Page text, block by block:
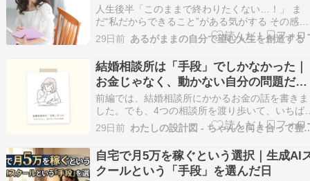
人生後半「このままで終わりたくない…！」 ま
だ“私だからできること”がある気がする その感覚
は魂からのサイン 足りない何かを埋めようとし
も答えを探しに行っても どこか満たされなかっ
のは “魂が望む生き方”をまだ生きれてないから
う無理に頑張らなくていい“あなただけの答え”…
29日前 あるがままの自分で望む人生を創造する
結婚相談所は「手段」でしかなかった｜
お金じゃなく、動かない自分の問題だっ
た
前編では、結婚相談所にかかるお金の話を書きま
した。でも、4つの相談所を渡り歩いて、いちば
強く思うのは、実は「お金じゃなかった」という
ことです。足りなかったのは費用ではなく、動い
ていなかった私自身のほうでした。 （費用その
のの話は、前編の結婚相談所の費用は4社でこん
に違った…
29日前 わたしの設計図 - ちゃん
自宅で月5万を稼ぐという選択｜生成AI
クールという「手段」を選んだ日